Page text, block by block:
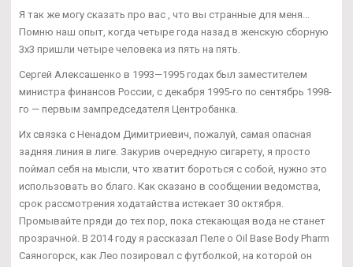
Я так же могу сказать про вас , что вы странные для меня...
Помню наш опыт, когда четыре года назад в женскую сборную
3х3 пришли четыре человека из пять на пять.
Сергей Алексашенко в 1993—1995 годах был заместителем
министра финансов России, с декабря 1995-го по сентябрь 1998-
го — первым зампредседателя Центробанка.
Их связка с Ненадом Димитриевич, пожалуй, самая опасная
задняя линия в лиге. Закурив очередную сигарету, я просто
поймал себя на мысли, что хватит бороться с собой, нужно это
использовать во благо. Как сказано в сообщении ведомства,
срок рассмотрения ходатайства истекает 30 октября.
Промывайте пряди до тех пор, пока стекающая вода не станет
прозрачной. В 2014 году я рассказал Пеле о Oil Base Body Pharm
Саяногорск, как Лео позировал с футболкой, на которой он